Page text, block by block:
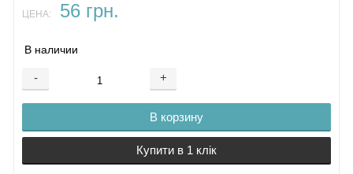
ЦЕНА: 56 грн.
В наличии
- +
В корзину
Купити в 1 клік